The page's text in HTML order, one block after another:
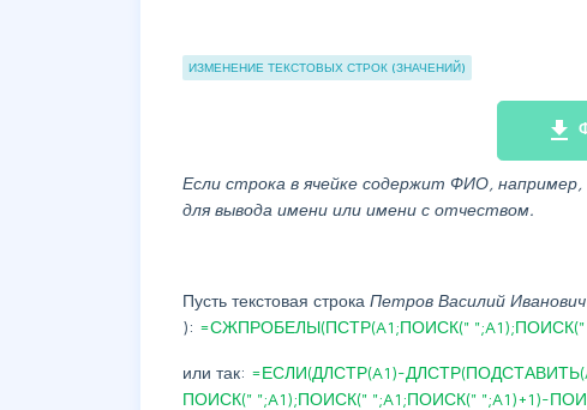
Группы статей
ИЗМЕНЕНИЕ ТЕКСТОВЫХ СТРОК (ЗНАЧЕНИЙ)
file_download
Если строка в ячейке содержит ФИО,
для вывода имени или имени с отчеством.
Пусть текстовая строка Петров Василий Иванович
): =СЖПРОБЕЛЫ(ПСТР(A1;ПОИСК(" ";A1);ПОИСК("
или так: =ЕСЛИ(ДЛСТР(A1)-
ПОИСК(" ";A1);ПОИСК(" ";A1;ПОИСК(" ";A1)+1)-